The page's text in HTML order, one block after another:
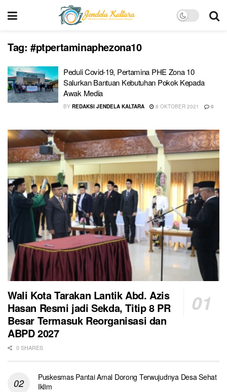
Tag: #ptpertaminaphezona10
Peduli Covid-19, Pertamina PHE Zona 10
Salurkan Bantuan Kebutuhan Pokok Kepada
Awak Media
BY REDAKSI JENDELA KALTARA 8 OKTOBER 2021 0
Wali Kota Tarakan Lantik Abd. Azis
Hasan Resmi jadi Sekda, Titip 8 PR
Besar Termasuk Reorganisasi dan
ABPD 2027
0 SHARES
Puskesmas Pantai Amal Dorong Terwujudnya Desa Sehat
Iklim